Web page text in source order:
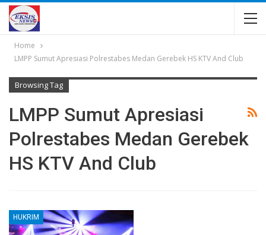
Home
LMPP Sumut Apresiasi Polrestabes Medan Gerebek HS KTV And Club
Browsing Tag
LMPP Sumut Apresiasi
Polrestabes Medan Gerebek
HS KTV And Club
HUKRIM